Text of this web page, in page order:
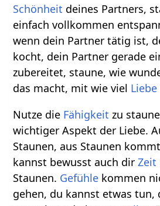
Schönheit deines Partners,
einfach vollkommen
wenn dein Partner tätig ist,
kocht, dein Partner gerade
zubereitet, staune, wie
das macht, mit wie viel Liebe
Nutze die Fähigkeit zu
wichtiger Aspekt der Liebe.
Staunen, aus Staunen
kannst bewusst auch dirZeit
Staunen. Gefühle kommen
gehen, du kannst etwas tun,